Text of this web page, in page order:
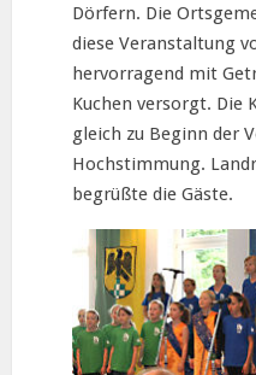
Dörfern. Die
diese Veranstaltung
hervorragend mit
Kuchen versorgt. Die
gleich zu Beginn der
Hochstimmung.
begrüßte die Gäste.